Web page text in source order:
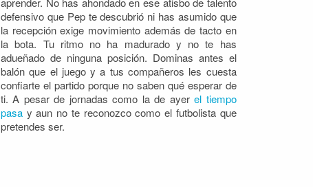
defensivo que Pep te descubrió ni has asumido que
la recepción exige movimiento además de tacto en
la bota. Tu ritmo no ha madurado y no te has
adueñado de ninguna posición. Dominas antes el
balón que el juego y a tus compañeros les cuesta
confiarte el partido porque no saben qué esperar de
ti. A pesar de jornadas como la de ayerel tiempo
pasa y aun no te reconozco como el futbolista que
pretendes ser.